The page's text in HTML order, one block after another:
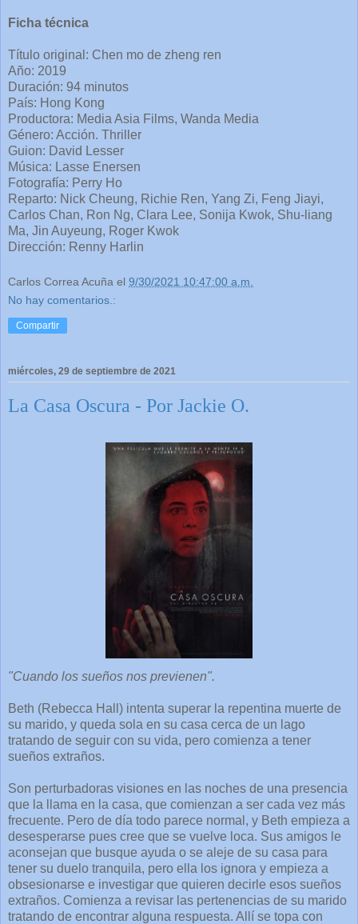
Ficha técnica
Título original: Chen mo de zheng ren
Año: 2019
Duración: 94 minutos
País: Hong Kong
Productora: Media Asia Films, Wanda Media
Género: Acción. Thriller
Guion: David Lesser
Música: Lasse Enersen
Fotografía: Perry Ho
Reparto: Nick Cheung, Richie Ren, Yang Zi, Feng Jiayi,
Carlos Chan, Ron Ng, Clara Lee, Sonija Kwok, Shu-liang
Ma, Jin Auyeung, Roger Kwok
Dirección: Renny Harlin
Carlos Correa Acuña el 9/30/2021 10:47:00 a.m.
No hay comentarios.:
Compartir
miércoles, 29 de septiembre de 2021
La Casa Oscura - Por Jackie O.
"Cuando los sueños nos previenen".
Beth (Rebecca Hall) intenta superar la repentina muerte de
su marido, y queda sola en su casa cerca de un lago
tratando de seguir con su vida, pero comienza a tener
sueños extraños.
Son perturbadoras visiones en las noches de una presencia
que la llama en la casa, que comienzan a ser cada vez más
frecuente. Pero de día todo parece normal, y Beth empieza a
desesperarse pues cree que se vuelve loca. Sus amigos le
aconsejan que busque ayuda o se aleje de su casa para
tener su duelo tranquila, pero ella los ignora y empieza a
obsesionarse e investigar que quieren decirle esos sueños
extraños. Comienza a revisar las pertenencias de su marido
tratando de encontrar alguna respuesta. Allí se topa con